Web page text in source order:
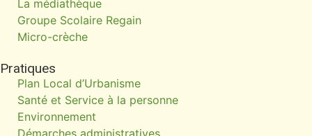
La médiathèque
Groupe Scolaire Regain
Micro-crèche
Pratiques
Plan Local d’Urbanisme
Santé et Service à la personne
Environnement